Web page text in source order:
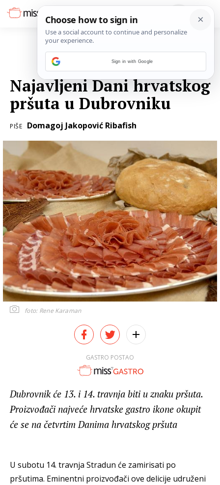
Najavljeni Dani hrvatskog
pršuta u Dubrovniku
PIŠE Domagoj Jakopović Ribafish
foto: Rene Karaman
GASTRO POSTAO
Dubrovnik će 13. i 14. travnja biti u znaku pršuta.
Proizvođači najveće hrvatske gastro ikone okupit
će se na četvrtim Danima hrvatskog pršuta
U subotu 14. travnja Stradun će zamirisati po
pršutima. Eminentni proizvođači ove delicije udruženi
Sign in with Google